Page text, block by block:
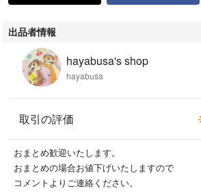
出品者情報
hayabusa's shop
hayabusa
取引の評価
おまとめ歓迎いたします。
おまとめの場合お値下げいたしますので
コメントよりご連絡ください。